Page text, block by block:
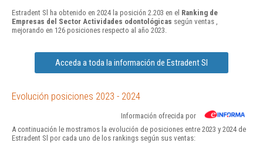
Estradent Sl ha obtenido en 2024 la posición 2.203 en el Ranking de
Empresas del Sector Actividades odontológicas según ventas ,
mejorando en 126 posiciones respecto al año 2023.
Acceda a toda la información de Estradent Sl
Evolución posiciones 2023 - 2024
Información ofrecida por
A continuación le mostramos la evolución de posiciones entre 2023 y 2024 de
Estradent Sl por cada uno de los rankings según sus ventas: